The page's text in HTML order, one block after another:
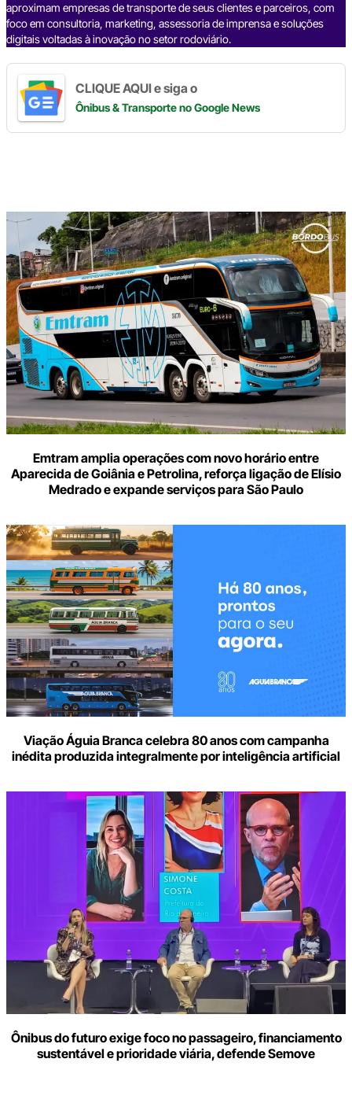
aproximam empresas de transporte de seus clientes e parceiros, com
foco em consultoria, marketing, assessoria de imprensa e soluções
digitais voltadas à inovação no setor rodoviário.
CLIQUE AQUI e siga o
Ônibus & Transporteno Google News
Emtram amplia operações com novo horário entre
Aparecida de Goiânia e Petrolina, reforça ligação de Elísio
Medrado e expande serviços para São Paulo
Viação Águia Branca celebra 80 anos com campanha
inédita produzida integralmente por inteligência artificial
Ônibus do futuro exige foco no passageiro, financiamento
sustentável e prioridade viária, defende Semove
Digite
seu
e-
mail